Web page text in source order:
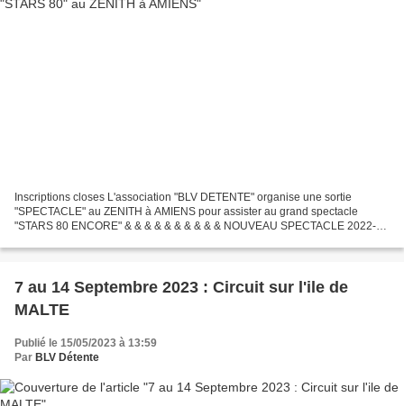
Inscriptions closes L'association "BLV DETENTE" organise une sortie
"SPECTACLE" au ZENITH à AMIENS pour assister au grand spectacle
"STARS 80 ENCORE" & & & & & & & & & & NOUVEAU SPECTACLE 2022-
7 au 14 Septembre 2023 : Circuit sur l'ile de
MALTE
Publié le 15/05/2023 à 13:59
Par BLV Détente